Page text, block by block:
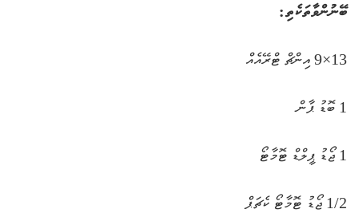
ބޭނުންވާތަކެތި:
13×9 އިންޗް ޓްރޭއެއް
1 ބޮޑު ޕާން
1 ޖޯޑު ޕީލްޑް ޓޮމާޓޯ
1/2 ޖޯޑު ޓޮމާޓޯ ކެޗަޕް